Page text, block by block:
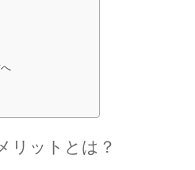
リットとは？